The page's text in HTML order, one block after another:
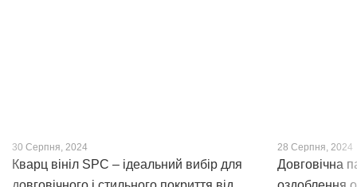
30 Серпня, 2024
Кварц вініл SPC – ідеальний вибір для
28 Серпня, 2024
Довговічна